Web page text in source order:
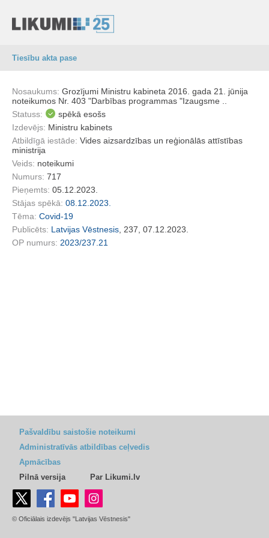
Tiesību akta pase
Nosaukums: Grozījumi Ministru kabineta 2016. gada 21. jūnija
noteikumos Nr. 403 "Darbības programmas "Izaugsme ..
Statuss:
spēkā esošs
Izdevējs: Ministru kabinets
Atbildīgā iestāde: Vides aizsardzības un reģionālās attīstības
ministrija
Veids: noteikumi
Numurs: 717
Pieņemts: 05.12.2023.
Stājas spēkā: 08.12.2023.
Tēma: Covid-19
Publicēts: Latvijas Vēstnesis , 237, 07.12.2023.
OP numurs: 2023/237.21
Pašvaldību saistošie noteikumi
Administratīvās atbildības ceļvedis
Apmācības
Pilnā versija
Par Likumi.lv
© Oficiālais izdevējs "Latvijas Vēstnesis"